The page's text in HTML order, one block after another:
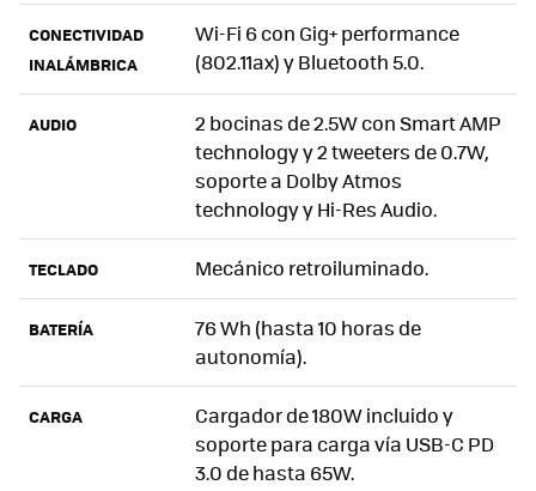
CONECTIVIDAD
INALÁMBRICA
Wi-Fi 6 con Gig+ performance
(802.11ax) y Bluetooth 5.0.
AUDIO
2 bocinas de 2.5W con Smart AMP
technology y 2 tweeters de 0.7W,
soporte a Dolby Atmos
technology y Hi-Res Audio.
TECLADO Mecánico retroiluminado.
BATERÍA
76 Wh (hasta 10 horas de
autonomía).
CARGA
Cargador de 180W incluido y
soporte para carga vía USB-C PD
3.0 de hasta 65W.